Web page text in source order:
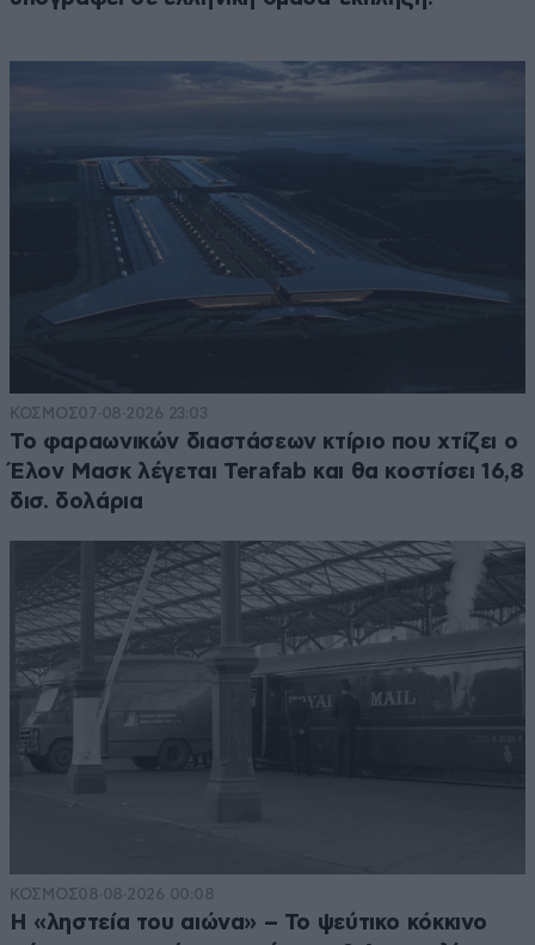
ΚΟΣΜΟΣ07·08·2026 23:03
Το φαραωνικών διαστάσεων κτίριο που χτίζει ο
Έλον Μασκ λέγεται Terafab και θα κοστίσει 16,8
δισ. δολάρια
ΚΟΣΜΟΣ08·08·2026 00:08
Η «ληστεία του αιώνα» – Το ψεύτικο κόκκινο